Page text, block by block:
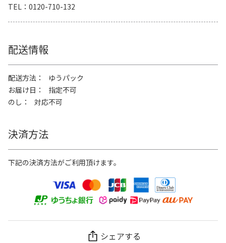
TEL
0120-710-132
配送情報
配送方法
ゆうパック
お届け日
指定不可
のし
対応不可
決済方法
下記の決済方法がご利用頂けます。
シェアする